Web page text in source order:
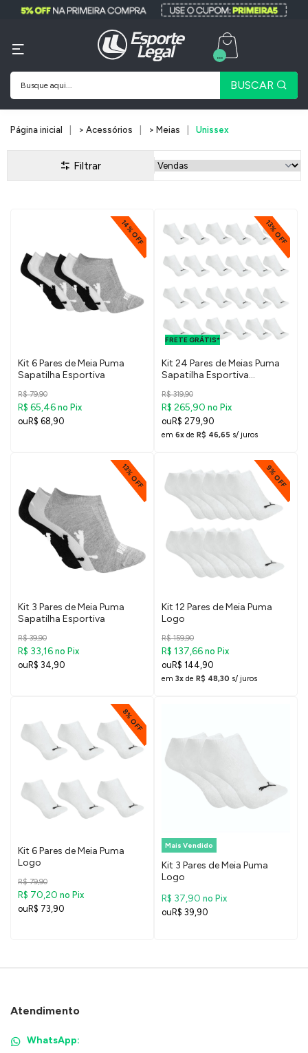
BUSCAR
...
Página inicial > Acessórios > Meias Unissex
Filtrar
14% OFF
Kit 6 Pares de Meia Puma
Sapatilha Esportiva
R$ 79,90
R$ 65,46 no Pix
R$ 68,90
13% OFF
FRETE GRÁTIS*
FRETE GRÁTIS
PARA O DF E
SUDESTE
Kit 24 Pares de Meias Puma
Sapatilha Esportiva
R$ 319,90
R$ 265,90 no Pix
R$ 279,90
em 6x de R$ 46,65 s/ juros
13% OFF
Kit 3 Pares de Meia Puma
Sapatilha Esportiva
R$ 39,90
R$ 33,16 no Pix
R$ 34,90
9% OFF
Kit 12 Pares de Meia Puma
Logo
R$ 159,90
R$ 137,66 no Pix
R$ 144,90
em 3x de R$ 48,30 s/ juros
8% OFF
Kit 6 Pares de Meia Puma
Logo
R$ 79,90
R$ 70,20 no Pix
R$ 73,90
Mais Vendido
Kit 3 Pares de Meia Puma
Logo
R$ 37,90 no Pix
R$ 39,90
Atendimento
WhatsApp: